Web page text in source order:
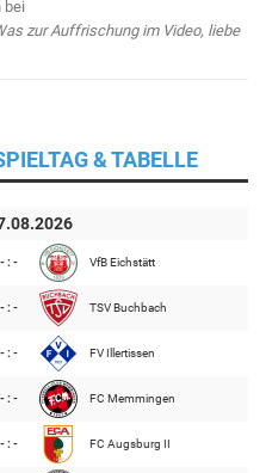
bei
zur Auffrischung im Video, liebe
& TABELLE
- : - VfB Eichstätt
- : - TSV Buchbach
- : - FV Illertissen
- : - FC Memmingen
- : - FC Augsburg II